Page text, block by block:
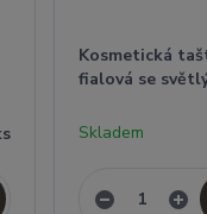
Kosmetická
fialová se
Skladem